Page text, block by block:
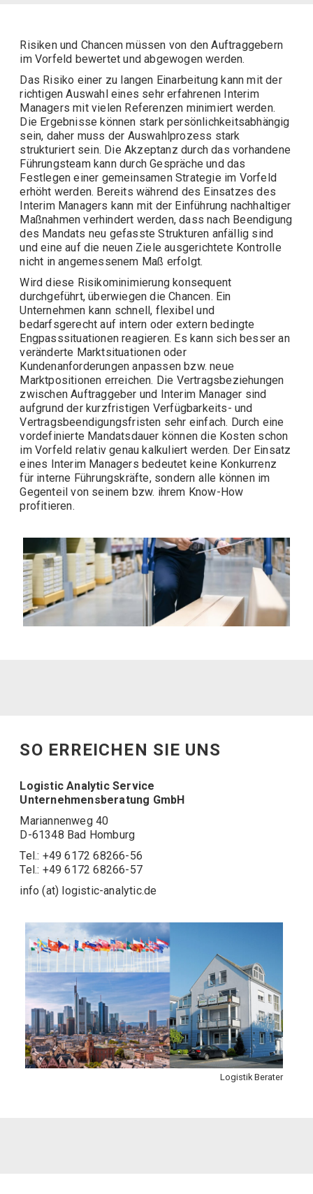
Risiken und Chancen müssen von den Auftraggebern
im Vorfeld bewertet und abgewogen werden.
Das Risiko einer zu langen Einarbeitung kann mit der
richtigen Auswahl eines sehr erfahrenen Interim
Managers mit vielen Referenzen minimiert werden.
Die Ergebnisse können stark persönlichkeitsabhängig
sein, daher muss der Auswahlprozess stark
strukturiert sein. Die Akzeptanz durch das vorhandene
Führungsteam kann durch Gespräche und das
Festlegen einer gemeinsamen Strategie im Vorfeld
erhöht werden. Bereits während des Einsatzes des
Interim Managers kann mit der Einführung nachhaltiger
Maßnahmen verhindert werden, dass nach Beendigung
des Mandats neu gefasste Strukturen anfällig sind
und eine auf die neuen Ziele ausgerichtete Kontrolle
nicht in angemessenem Maß erfolgt.
Wird diese Risikominimierung konsequent
durchgeführt, überwiegen die Chancen. Ein
Unternehmen kann schnell, flexibel und
bedarfsgerecht auf intern oder extern bedingte
Engpasssituationen reagieren. Es kann sich besser an
veränderte Marktsituationen oder
Kundenanforderungen anpassen bzw. neue
Marktpositionen erreichen. Die Vertragsbeziehungen
zwischen Auftraggeber und Interim Manager sind
aufgrund der kurzfristigen Verfügbarkeits- und
Vertragsbeendigungsfristen sehr einfach. Durch eine
vordefinierte Mandatsdauer können die Kosten schon
im Vorfeld relativ genau kalkuliert werden. Der Einsatz
eines Interim Managers bedeutet keine Konkurrenz
für interne Führungskräfte, sondern alle können im
Gegenteil von seinem bzw. ihrem Know-How
profitieren.
SO ERREICHEN SIE UNS
Logistic Analytic Service
Unternehmensberatung GmbH
Mariannenweg 40
D-61348 Bad Homburg
Tel.: +49 6172 68266-56
Tel.: +49 6172 68266-57
info (at) logistic-analytic.de
Logistik Berater